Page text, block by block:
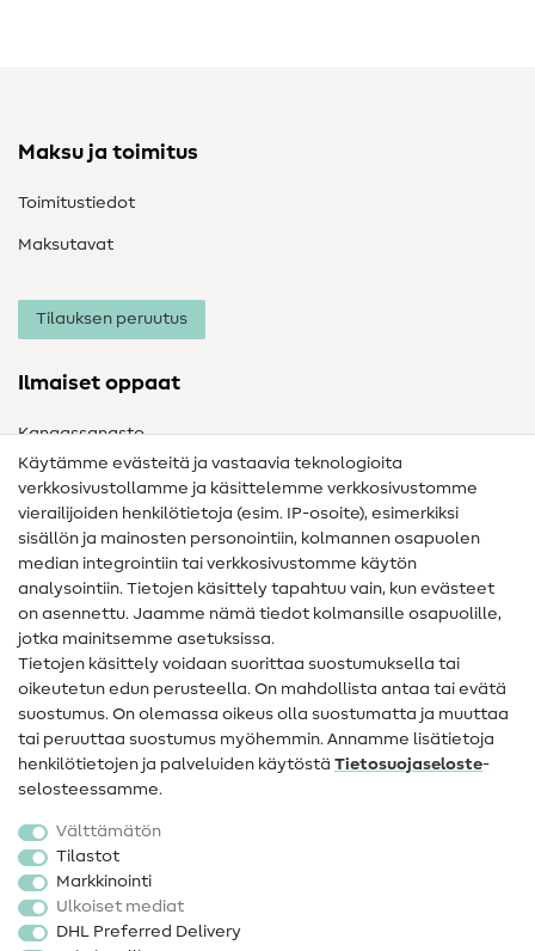
Maksu ja toimitus
Toimitustiedot
Maksutavat
Tilauksen peruutus
Ilmaiset oppaat
Kangassanasto
Ompelusanasto
Ompeluohjeet
Apua ja yhteystiedot
Yhteystiedot
Tietoa omistajanvaihdoksesta
Peruutusoikeus
Suosittu
Kankaat
Ompelutarvikkeet
Ale
Käytämme evästeitä ja vastaavia teknologioita
verkkosivustollamme ja käsittelemme verkkosivustomme
vierailijoiden henkilötietoja (esim. IP-osoite), esimerkiksi
sisällön ja mainosten personointiin, kolmannen osapuolen
median integrointiin tai verkkosivustomme käytön
analysointiin. Tietojen käsittely tapahtuu vain, kun evästeet
on asennettu. Jaamme nämä tiedot kolmansille osapuolille,
jotka mainitsemme asetuksissa.
Tietojen käsittely voidaan suorittaa suostumuksella tai
oikeutetun edun perusteella. On mahdollista antaa tai evätä
suostumus. On olemassa oikeus olla suostumatta ja muuttaa
tai peruuttaa suostumus myöhemmin. Annamme lisätietoja
henkilötietojen ja palveluiden käytöstä Tietosuojaseloste-
selosteessamme.
Välttämätön
Tilastot
Markkinointi
Ulkoiset mediat
DHL Preferred Delivery